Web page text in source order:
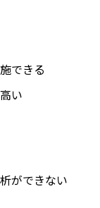
できる
い
ができない